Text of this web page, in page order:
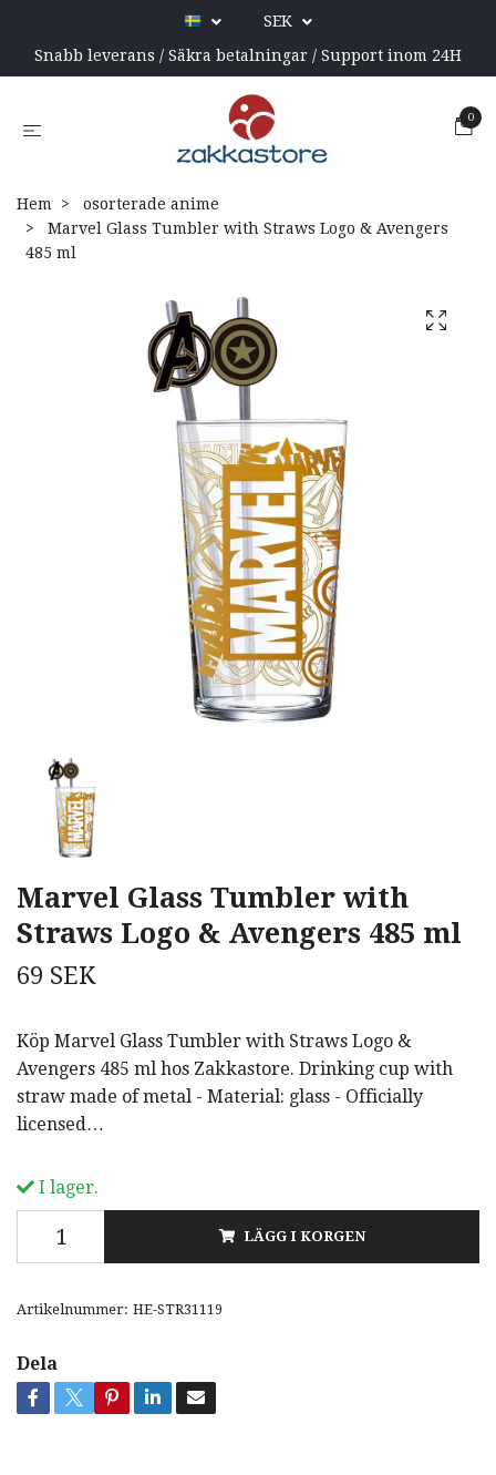
SEK
Snabb leverans / Säkra betalningar / Support inom 24H
0
Hem
osorterade anime
Marvel Glass Tumbler with Straws Logo & Avengers
485 ml
Marvel Glass Tumbler with
Straws Logo & Avengers 485 ml
69 SEK
Köp Marvel Glass Tumbler with Straws Logo &
Avengers 485 ml hos Zakkastore. Drinking cup with
straw made of metal - Material: glass - Officially
licensed…
I lager.
LÄGG I KORGEN
Artikelnummer: HE-STR31119
Dela